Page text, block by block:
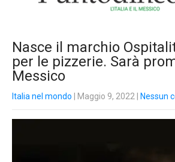
Nasce il marchio
per le pizzerie. Sarà
Messico
Italia nel mondo | Maggio 9, 2022 Nessun